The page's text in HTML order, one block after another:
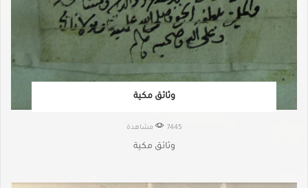
وثائق مكية
7445 مشاهدة
وثائق مكية